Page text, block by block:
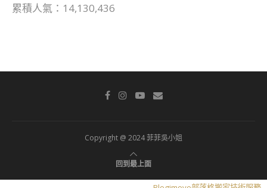
累積人氣：14,130,436
Copyright @ 2024 菲菲吳小姐
回到最上面